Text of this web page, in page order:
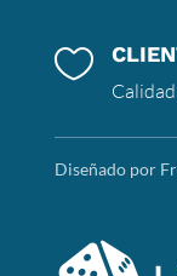

Diseñado por